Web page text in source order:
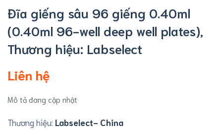
Đĩa giếng sâu 96 giếng 0.40ml
(0.40ml 96-well deep well plates),
Thương hiệu: Labselect
Liên hệ
Mô tả đang cập nhật
Thương hiệu: Labselect- China